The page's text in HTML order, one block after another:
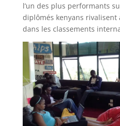
l’un des plus performants
diplômés kenyans rivalisent
dans les classements